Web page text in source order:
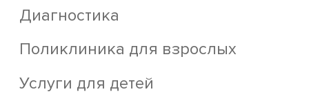
Диагностика
Поликлиника для взрослых
Услуги для детей